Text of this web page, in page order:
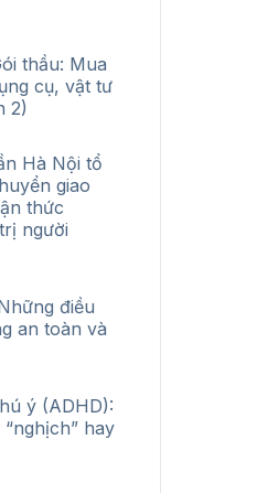
thầu: Mua
cụ, vật tư
2)
Hà Nội tổ
giao
thức
người
điều
an toàn và
ý (ADHD):
hay